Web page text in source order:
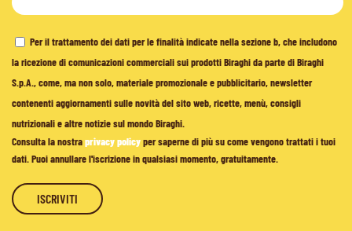
Per il trattamento dei dati per le finalità indicate nella sezione b, che includono
la ricezione di comunicazioni commerciali sui prodotti Biraghi da parte di Biraghi
S.p.A., come, ma non solo, materiale promozionale e pubblicitario, newsletter
contenenti aggiornamenti sulle novità del sito web, ricette, menù, consigli
nutrizionali e altre notizie sul mondo Biraghi.
Consulta la nostraprivacy policyper saperne di più su come vengono trattati i tuoi
dati. Puoi annullare l'iscrizione in qualsiasi momento, gratuitamente.